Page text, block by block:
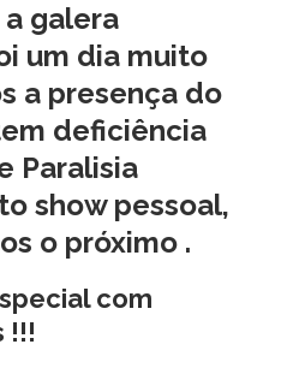
galera
um dia muito
a presença do
deficiência
Paralisia
show pessoal,
o próximo .
com
!!!